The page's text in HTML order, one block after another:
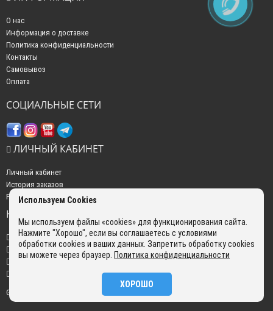
О нас
Информация о доставке
Политика конфиденциальности
Контакты
Самовывоз
Оплата
СОЦИАЛЬНЫЕ СЕТИ
ЛИЧНЫЙ КАБИНЕТ
Личный кабинет
История заказов
Рассылка новостей
НАШИ КОНТАКТЫ
+7 (499) 350-22-51
sales@gokyo.ru
пн. - пт. : с 10:00 до 18:00 сб. c 10:00 до 14:00 воскресенье : выходной.
г. Москва, Россия, Улица Сущёвский Вал, 5 с20
GOKYO © 2026
Используем Cookies
Мы используем файлы «cookies» для функционирования сайта.
Нажмите "Хорошо", если вы соглашаетесь с условиями
обработки cookies и ваших данных. Запретить обработку cookies
вы можете через браузер. Политика конфиденциальности
ХОРОШО